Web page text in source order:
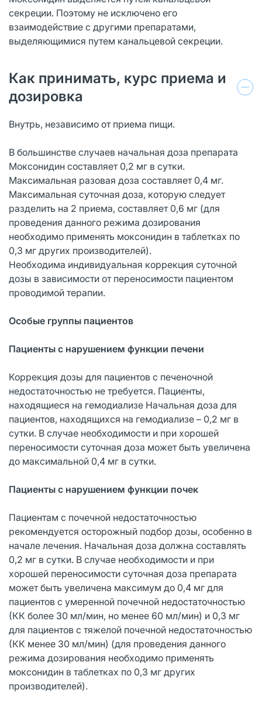
секреции. Поэтому не исключено его
взаимодействие с другими препаратами,
выделяющимися путем канальцевой секреции.
Как принимать, курс приема и
дозировка
Внутрь, независимо от приема пищи.
В большинстве случаев начальная доза препарата
Моксонидин составляет 0,2 мг в сутки.
Максимальная разовая доза составляет 0,4 мг.
Максимальная суточная доза, которую следует
разделить на 2 приема, составляет 0,6 мг (для
проведения данного режима дозирования
необходимо применять моксонидин в таблетках по
0,3 мг других производителей).
Необходима индивидуальная коррекция суточной
дозы в зависимости от переносимости пациентом
проводимой терапии.
Особые группы пациентов
Пациенты с нарушением функции печени
Коррекция дозы для пациентов с печеночной
недостаточностью не требуется. Пациенты,
находящиеся на гемодиализе Начальная доза для
пациентов, находящихся на гемодиализе – 0,2 мг в
сутки. В случае необходимости и при хорошей
переносимости суточная доза может быть увеличена
до максимальной 0,4 мг в сутки.
Пациенты с нарушением функции почек
Пациентам с почечной недостаточностью
рекомендуется осторожный подбор дозы, особенно в
начале лечения. Начальная доза должна составлять
0,2 мг в сутки. В случае необходимости и при
хорошей переносимости суточная доза препарата
может быть увеличена максимум до 0,4 мг для
пациентов с умеренной почечной недостаточностью
(КК более 30 мл/мин, но менее 60 мл/мин) и 0,3 мг
для пациентов с тяжелой почечной недостаточностью
(КК менее 30 мл/мин) (для проведения данного
режима дозирования необходимо применять
моксонидин в таблетках по 0,3 мг других
производителей).